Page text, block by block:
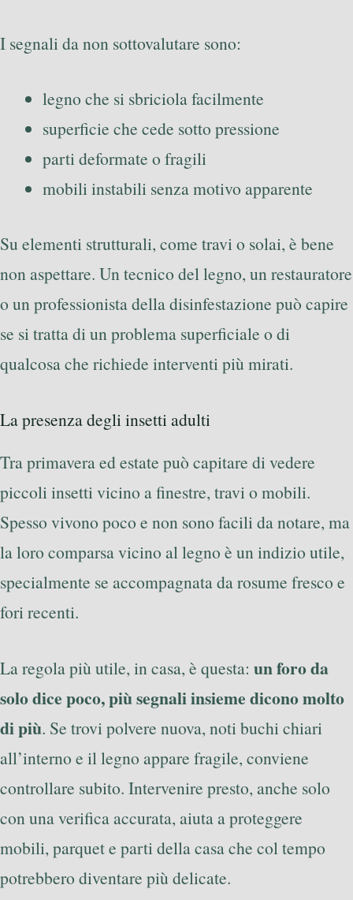
I segnali da non sottovalutare sono:
legno che si sbriciola facilmente
superficie che cede sotto pressione
parti deformate o fragili
mobili instabili senza motivo apparente
Su elementi strutturali, come travi o solai, è bene
non aspettare. Un tecnico del legno, un restauratore
o un professionista della disinfestazione può capire
se si tratta di un problema superficiale o di
qualcosa che richiede interventi più mirati.
La presenza degli insetti adulti
Tra primavera ed estate può capitare di vedere
piccoli insetti vicino a finestre, travi o mobili.
Spesso vivono poco e non sono facili da notare, ma
la loro comparsa vicino al legno è un indizio utile,
specialmente se accompagnata da rosume fresco e
fori recenti.
La regola più utile, in casa, è questa: un foro da
solo dice poco, più segnali insieme dicono molto
di più. Se trovi polvere nuova, noti buchi chiari
all’interno e il legno appare fragile, conviene
controllare subito. Intervenire presto, anche solo
con una verifica accurata, aiuta a proteggere
mobili, parquet e parti della casa che col tempo
potrebbero diventare più delicate.